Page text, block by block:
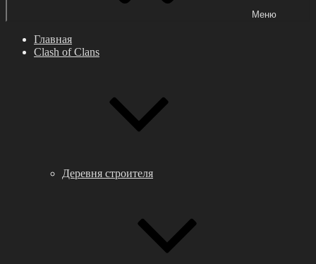
Меню
Главная
Clash of Clans
Деревня строителя